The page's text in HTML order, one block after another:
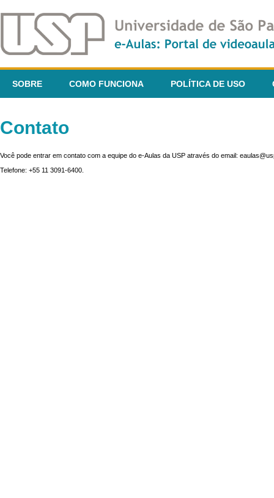
SOBRE COMO FUNCIONA POLÍTICA DE USO
Contato
Você pode entrar em contato com a equipe do e-Aulas da USP através do email:
Telefone: +55 11 3091-6400.